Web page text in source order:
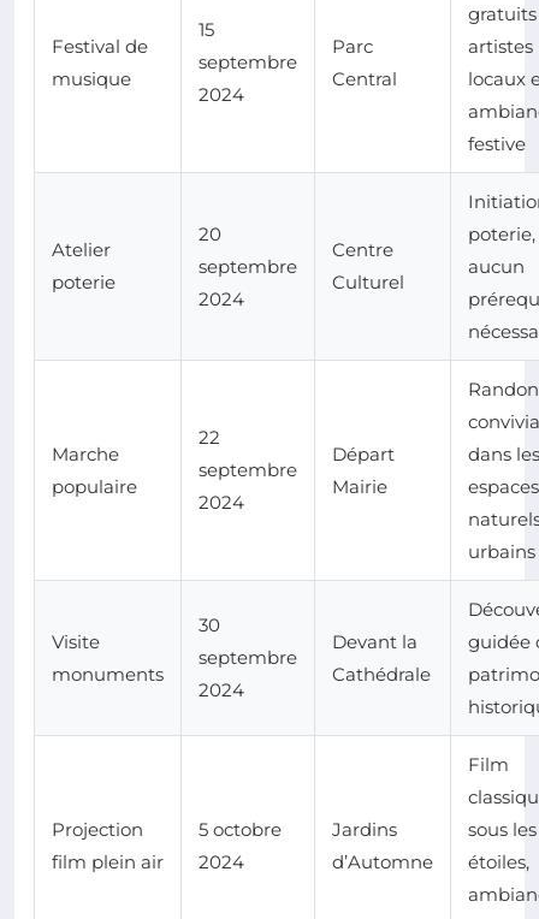
Festival de
musique
15
septembre
2024
Parc
Central
gratuits
artistes
locaux
festive
Atelier
poterie
20
septembre
2024
Centre
Culturel
poterie,
aucun
Marche
populaire
22
septembre
2024
Départ
Mairie
dans les
espaces
urbains
Visite
monuments
30
septembre
2024
Devant la
Cathédrale
guidée
Projection
film plein air
5 octobre
2024
Jardins
d’Automne
Film
sous les
étoiles,